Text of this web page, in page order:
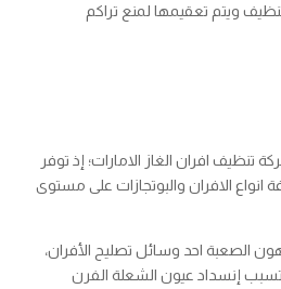
ويتم تعقيمها لمنع تراكم
تنظيف افران الغاز الامارات؛ إذ توفر
انواع الافران والبوتجازات على مستوى
الصعبة احد وسائل تصليح الأفران،
إنسداد عيون الشعلة الفرن